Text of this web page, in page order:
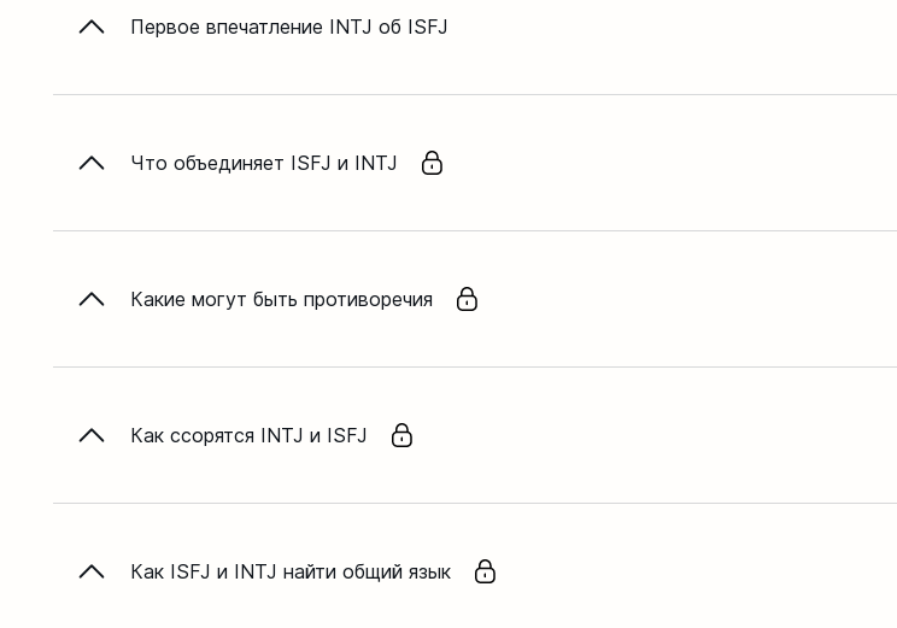
Первое впечатление INTJ об ISFJ
Что объединяет ISFJ и INTJ
Какие могут быть противоречия
Как ссорятся INTJ и ISFJ
Как ISFJ и INTJ найти общий язык